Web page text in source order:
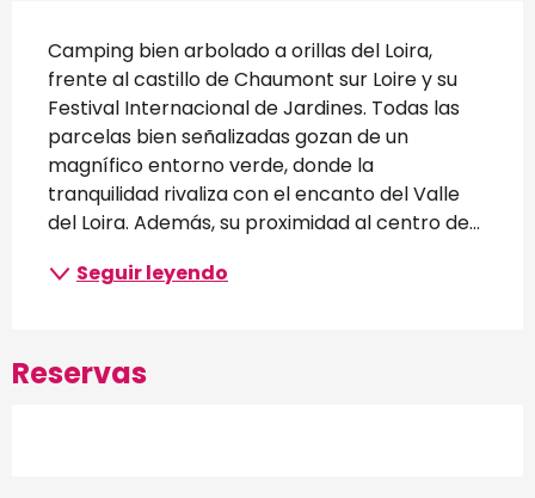
Descripción
Camping bien arbolado a orillas del Loira,
frente al castillo de Chaumont sur Loire y su
Festival Internacional de Jardines. Todas las
parcelas bien señalizadas gozan de un
magnífico entorno verde, donde la
tranquilidad rivaliza con el encanto del Valle
del Loira. Además, su proximidad al centro de...
Seguir leyendo
Reservas